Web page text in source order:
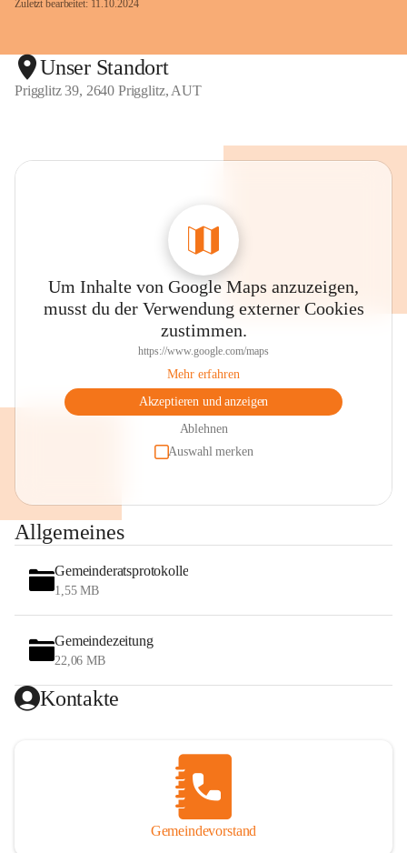
Zuletzt bearbeitet: 11.10.2024
Unser Standort
Prigglitz 39, 2640 Prigglitz, AUT
Um Inhalte von Google Maps anzuzeigen,
musst du der Verwendung externer Cookies
zustimmen.
https://www.google.com/maps
Mehr erfahren
Akzeptieren und anzeigen
Ablehnen
Auswahl merken
Allgemeines
Gemeinderatsprotokolle
1,55 MB
Gemeindezeitung
22,06 MB
Kontakte
Gemeindevorstand